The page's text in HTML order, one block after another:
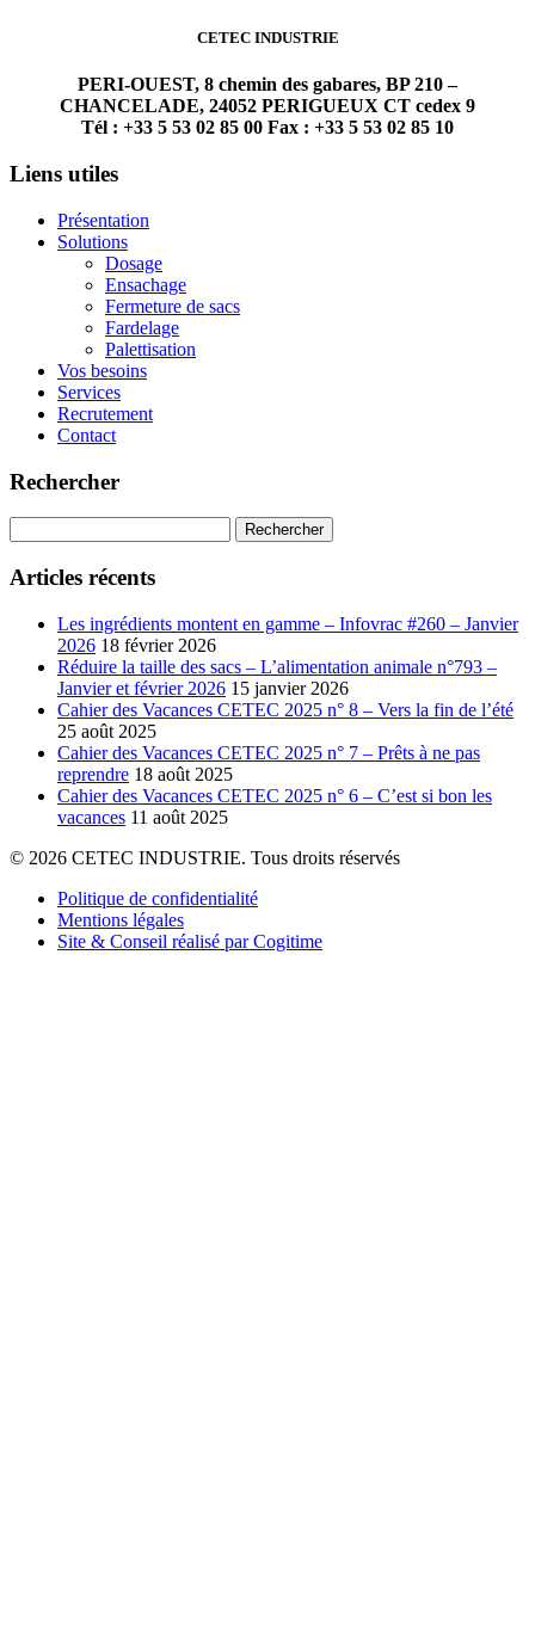
CETEC INDUSTRIE
PERI-OUEST, 8 chemin des gabares, BP 210 –
CHANCELADE, 24052 PERIGUEUX CT cedex 9
Tél : +33 5 53 02 85 00 Fax : +33 5 53 02 85 10
Liens utiles
Présentation
Solutions
Dosage
Ensachage
Fermeture de sacs
Fardelage
Palettisation
Vos besoins
Services
Recrutement
Contact
Rechercher
Articles récents
Les ingrédients montent en gamme – Infovrac #260 – Janvier
2026 18 février 2026
Réduire la taille des sacs – L’alimentation animale n°793 –
Janvier et février 2026 15 janvier 2026
Cahier des Vacances CETEC 2025 n° 8 – Vers la fin de l’été
25 août 2025
Cahier des Vacances CETEC 2025 n° 7 – Prêts à ne pas
reprendre 18 août 2025
Cahier des Vacances CETEC 2025 n° 6 – C’est si bon les
vacances 11 août 2025
© 2026 CETEC INDUSTRIE. Tous droits réservés
Politique de confidentialité
Mentions légales
Site & Conseil réalisé par Cogitime